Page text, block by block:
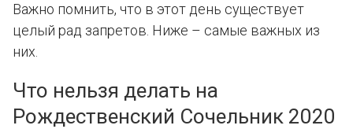
Важно помнить, что в этот день существует
целый рад запретов. Ниже – самые важных из
них.
Что нельзя делать на
Рождественский Сочельник 2020